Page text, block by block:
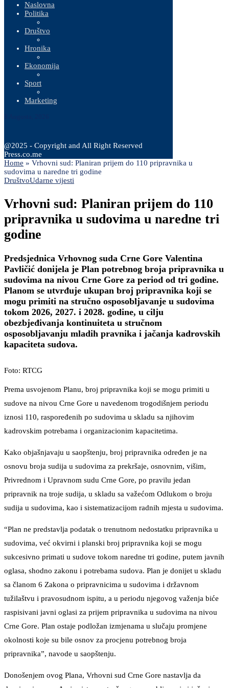
Naslovna
Politika
Društvo
Hronika
Ekonomija
Sport
Marketing
@2025 - Copyright and All Right Reserved
Press.co.me
Home » Vrhovni sud: Planiran prijem do 110 pripravnika u
sudovima u naredne tri godine
DruštvoUdarne vijesti
Vrhovni sud: Planiran prijem do 110
pripravnika u sudovima u naredne tri
godine
Predsjednica Vrhovnog suda Crne Gore Valentina
Pavličić donijela je Plan potrebnog broja pripravnika u
sudovima na nivou Crne Gore za period od tri godine.
Planom se utvrđuje ukupan broj pripravnika koji se
mogu primiti na stručno osposobljavanje u sudovima
tokom 2026, 2027. i 2028. godine, u cilju
obezbjeđivanja kontinuiteta u stručnom
osposobljavanju mladih pravnika i jačanja kadrovskih
kapaciteta sudova.
Foto: RTCG
Prema usvojenom Planu, broj pripravnika koji se mogu primiti u
sudove na nivou Crne Gore u navedenom trogodišnjem periodu
iznosi 110, raspoređenih po sudovima u skladu sa njihovim
kadrovskim potrebama i organizacionim kapacitetima.
Kako objašnjavaju u saopštenju, broj pripravnika određen je na
osnovu broja sudija u sudovima za prekršaje, osnovnim, višim,
Privrednom i Upravnom sudu Crne Gore, po pravilu jedan
pripravnik na troje sudija, u skladu sa važećom Odlukom o broju
sudija u sudovima, kao i sistematizacijom radnih mjesta u sudovima.
“Plan ne predstavlja podatak o trenutnom nedostatku pripravnika u
sudovima, već okvirni i planski broj pripravnika koji se mogu
sukcesivno primati u sudove tokom naredne tri godine, putem javnih
oglasa, shodno zakonu i potrebama sudova. Plan je donijet u skladu
sa članom 6 Zakona o pripravnicima u sudovima i državnom
tužilaštvu i pravosudnom ispitu, a u periodu njegovog važenja biće
raspisivani javni oglasi za prijem pripravnika u sudovima na nivou
Crne Gore. Plan ostaje podložan izmjenama u slučaju promjene
okolnosti koje su bile osnov za procjenu potrebnog broja
pripravnika”, navode u saopštenju.
Donošenjem ovog Plana, Vrhovni sud Crne Gore nastavlja da